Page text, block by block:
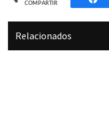
COMPARTIR
Relacionados